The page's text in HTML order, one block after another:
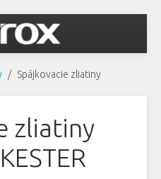
Spájkovacie zliatiny
zliatiny